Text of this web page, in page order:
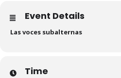
Event Details
Las voces subalternas
Time